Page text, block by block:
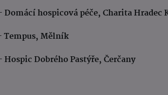
Domácí hospicová péče, Charita Hradec
Tempus, Mělník
Hospic Dobrého Pastýře, Čerčany